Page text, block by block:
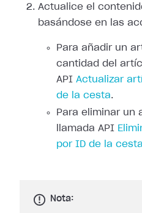
Actualice el
basándose en las
Para añadir un
cantidad del
API Actualizar
de la cesta.
Para eliminar un
llamada API
por ID de la cesta
Nota: